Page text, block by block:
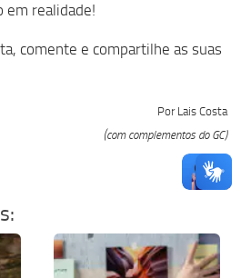
em realidade!
comente e compartilhe as suas
Por Lais Costa
(com complementos do GC)